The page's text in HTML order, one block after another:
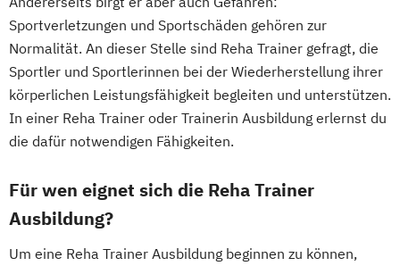
Krankheitsbilder im Gesundheitssport
Life Coach
Spiroergometrie im Gesundheitssport
Sportmentaltrainer Sporttherapeut
Stress- und Burnout-Coach
Wellness- und Spa-Management
Sportverletzungen und Sportschäden gehören zur
Normalität. An dieser Stelle sind Reha Trainer gefragt, die
Sportler und Sportlerinnen bei der Wiederherstellung ihrer
körperlichen Leistungsfähigkeit begleiten und unterstützen.
In einer Reha Trainer oder Trainerin Ausbildung erlernst du
die dafür notwendigen Fähigkeiten.
Für wen eignet sich die Reha Trainer
Ausbildung?
Um eine Reha Trainer Ausbildung beginnen zu können,